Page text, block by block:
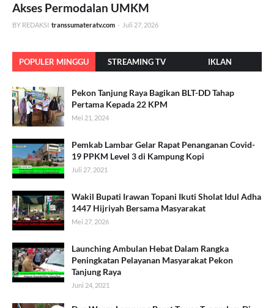
Akses Permodalan UMKM
BY REDAKSI transsumateratv.com - Juli 27, 2026
POPULER MINGGU STREAMING TV IKLAN
Pekon Tanjung Raya Bagikan BLT-DD Tahap
Pertama Kepada 22 KPM
Mei 21, 2024
Pemkab Lambar Gelar Rapat Penanganan Covid-
19 PPKM Level 3 di Kampung Kopi
Juli 27, 2021
Wakil Bupati Irawan Topani Ikuti Sholat Idul Adha
1447 Hijriyah Bersama Masyarakat
Mei 27, 2026
Launching Ambulan Hebat Dalam Rangka
Peningkatan Pelayanan Masyarakat Pekon
Tanjung Raya
Juni 24, 2021